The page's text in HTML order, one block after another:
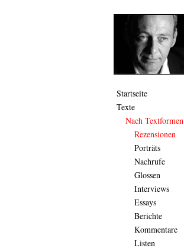
Startseite
Texte
Nach Textformen
Rezensionen
Porträts
Nachrufe
Glossen
Interviews
Essays
Berichte
Kommentare
Listen